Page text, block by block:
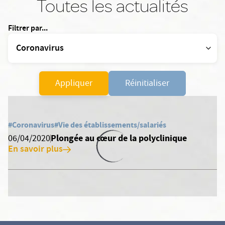
Toutes les actualités
Filtrer par...
Appliquer Réinitialiser
#Coronavirus#Vie des établissements/salariés
06/04/2020Plongée au cœur de la polyclinique
En savoir plus